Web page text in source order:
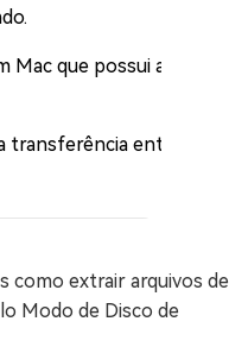
Mac que possui a tela
transferência entre dois
como extrair arquivos de
Modo de Disco de